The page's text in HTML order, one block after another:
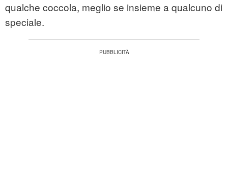
qualche coccola, meglio se insieme a qualcuno di
speciale.